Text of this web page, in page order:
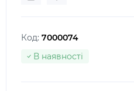
Код: 7000074
В наявності